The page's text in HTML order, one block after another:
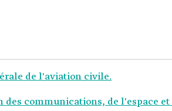
de l'aviation civile.
des communications, de l'espace